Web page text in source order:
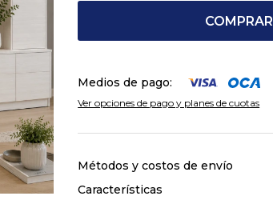
COMPRAR
Medios de pago:
Ver opciones de pago y planes de cuotas
Métodos y costos de envío
Características